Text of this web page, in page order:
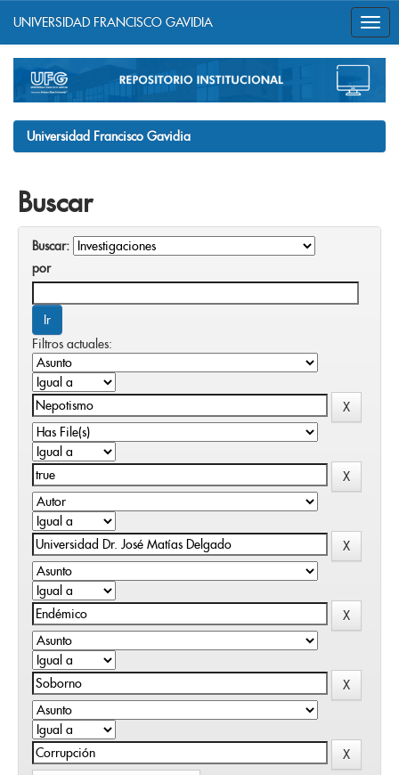
navigation
UNIVERSIDAD FRANCISCO GAVIDIA
Universidad Francisco Gavidia
Buscar
Buscar:
por
Filtros actuales: